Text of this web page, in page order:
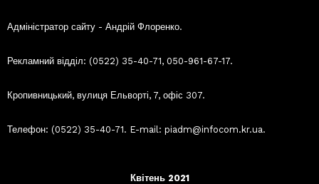
Адміністратор сайту - Андрій Флоренко.
Рекламний відділ: (0522) 35-40-71, 050-961-67-17.
Кропивницький, вулиця Ельворті, 7, офіс 307.
Телефон: (0522) 35-40-71. E-mail: piadm@infocom.kr.ua.
Квітень 2021